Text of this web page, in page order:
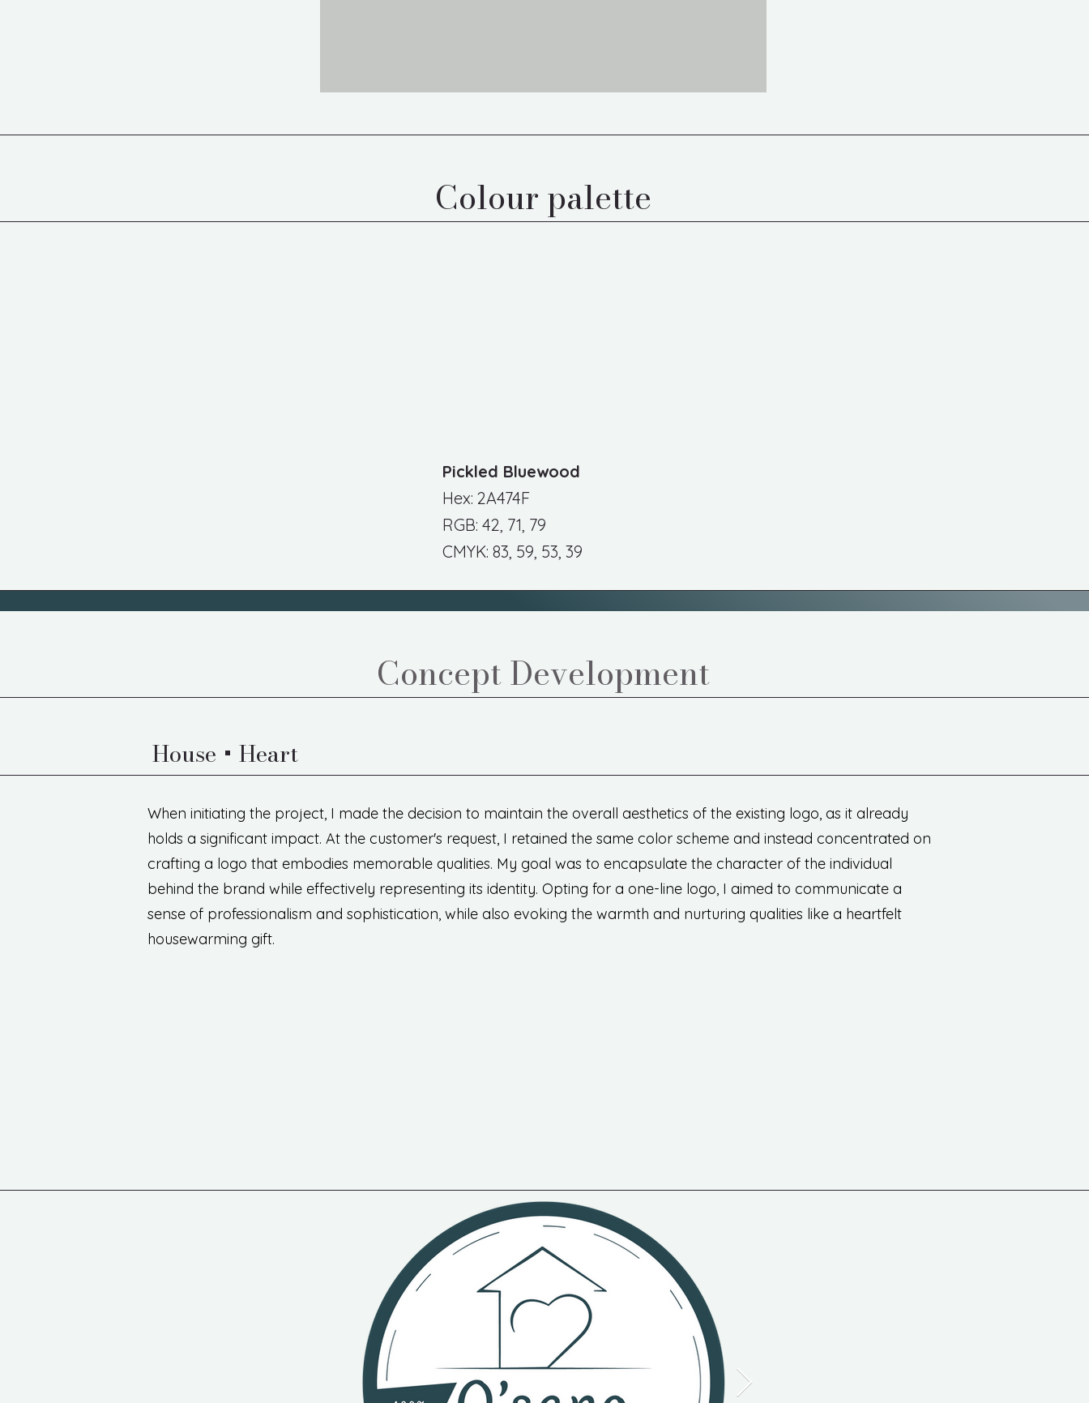
Colour palette
Pickled Bluewood
Hex: 2A474F
RGB: 42, 71, 79
CMYK: 83, 59, 53, 39
Concept Development
House + Heart
When initiating the project, I made the decision to maintain the overall aesthetics of the existing logo, as it already
holds a significant impact. At the customer's request, I retained the same color scheme and instead concentrated on
crafting a logo that embodies memorable qualities. My goal was to encapsulate the character of the individual
behind the brand while effectively representing its identity. Opting for a one-line logo, I aimed to communicate a
sense of professionalism and sophistication, while also evoking the warmth and nurturing qualities like a heartfelt
housewarming gift.